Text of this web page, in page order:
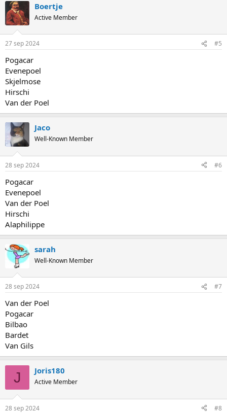
Boertje
Active Member
27 sep 2024 #5
Pogacar
Evenepoel
Skjelmose
Hirschi
Van der Poel
Jaco
Well-Known Member
28 sep 2024 #6
Pogacar
Evenepoel
Van der Poel
Hirschi
Alaphilippe
sarah
Well-Known Member
28 sep 2024 #7
Van der Poel
Pogacar
Bilbao
Bardet
Van Gils
J Joris180
Active Member
28 sep 2024 #8